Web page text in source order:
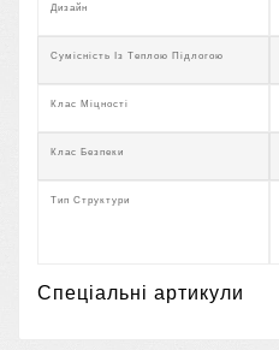
Дизайн
Сумісність Із Теплою Підлогою
Клас Міцності
Клас Безпеки
Тип Структури
Спеціальні артикули